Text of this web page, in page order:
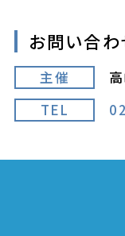
お問い合
主催
TEL